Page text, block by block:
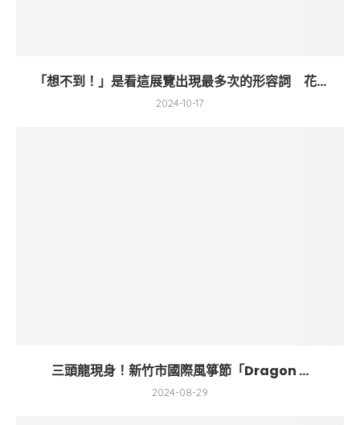
「想不到！」是看這展覽出現最多次的形容詞 花...
2024-10-17
三頭龍現身！新竹市國際風箏節「Dragon ...
2024-08-29